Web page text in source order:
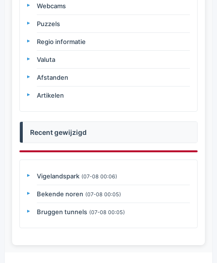
Webcams
Puzzels
Regio informatie
Valuta
Afstanden
Artikelen
Recent gewijzigd
Vigelandspark (07-08 00:06)
Bekende noren (07-08 00:05)
Bruggen tunnels (07-08 00:05)